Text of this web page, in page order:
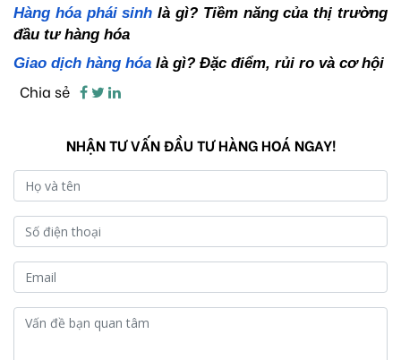
Hàng hóa phái sinh là gì? Tiềm năng của thị trường
đầu tư hàng hóa
Giao dịch hàng hóa là gì? Đặc điểm, rủi ro và cơ hội
Chia sẻ
NHẬN TƯ VẤN ĐẦU TƯ HÀNG HOÁ NGAY!